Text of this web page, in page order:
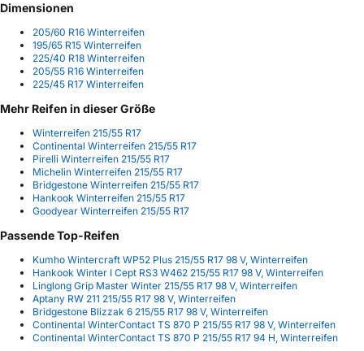
Dimensionen
205/60 R16 Winterreifen
195/65 R15 Winterreifen
225/40 R18 Winterreifen
205/55 R16 Winterreifen
225/45 R17 Winterreifen
Mehr Reifen in dieser Größe
Winterreifen 215/55 R17
Continental Winterreifen 215/55 R17
Pirelli Winterreifen 215/55 R17
Michelin Winterreifen 215/55 R17
Bridgestone Winterreifen 215/55 R17
Hankook Winterreifen 215/55 R17
Goodyear Winterreifen 215/55 R17
Passende Top-Reifen
Kumho Wintercraft WP52 Plus 215/55 R17 98 V, Winterreifen
Hankook Winter I Cept RS3 W462 215/55 R17 98 V, Winterreifen
Linglong Grip Master Winter 215/55 R17 98 V, Winterreifen
Aptany RW 211 215/55 R17 98 V, Winterreifen
Bridgestone Blizzak 6 215/55 R17 98 V, Winterreifen
Continental WinterContact TS 870 P 215/55 R17 98 V, Winterreifen
Continental WinterContact TS 870 P 215/55 R17 94 H, Winterreifen